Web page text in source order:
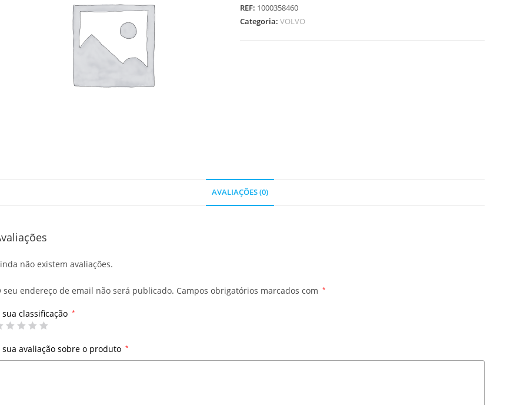
REF: 1000358460
Categoria: VOLVO
AVALIAÇÕES (0)
não existem avaliações.
seu endereço de email não será publicado. Campos obrigatórios marcados com *
sua classificação *
sua avaliação sobre o produto *